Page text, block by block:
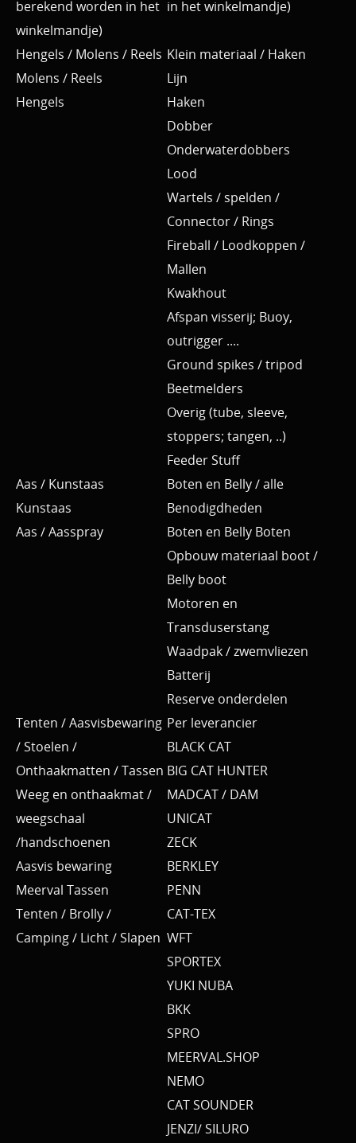
berekend worden in het
winkelmandje)
in het winkelmandje)
Hengels / Molens / Reels
Molens / Reels
Hengels
Klein materiaal / Haken
Lijn
Haken
Dobber
Onderwaterdobbers
Lood
Wartels / spelden /
Connector / Rings
Fireball / Loodkoppen /
Mallen
Kwakhout
Afspan visserij; Buoy,
outrigger ....
Ground spikes / tripod
Beetmelders
Overig (tube, sleeve,
stoppers; tangen, ..)
Feeder Stuff
Aas / Kunstaas
Kunstaas
Aas / Aasspray
Boten en Belly / alle
Benodigdheden
Boten en Belly Boten
Opbouw materiaal boot /
Belly boot
Motoren en
Transduserstang
Waadpak / zwemvliezen
Batterij
Reserve onderdelen
Tenten / Aasvisbewaring
/ Stoelen /
Onthaakmatten / Tassen
Weeg en onthaakmat /
weegschaal
/handschoenen
Aasvis bewaring
Meerval Tassen
Tenten / Brolly /
Camping / Licht / Slapen
Per leverancier
BLACK CAT
BIG CAT HUNTER
MADCAT / DAM
UNICAT
ZECK
BERKLEY
PENN
CAT-TEX
WFT
SPORTEX
YUKI NUBA
BKK
SPRO
MEERVAL.SHOP
NEMO
CAT SOUNDER
JENZI/ SILURO